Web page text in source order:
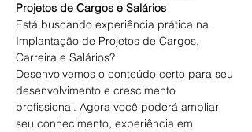
Projetos de Cargos e Salários
Está buscando experiência prática na
Implantação de Projetos de Cargos,
Carreira e Salários?
Desenvolvemos o conteúdo certo para seu
desenvolvimento e crescimento
profissional. Agora você poderá ampliar
seu conhecimento, experiência em